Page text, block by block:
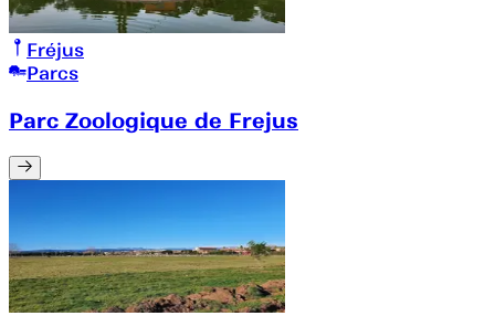
Fréjus
Parcs
Parc Zoologique de Frejus